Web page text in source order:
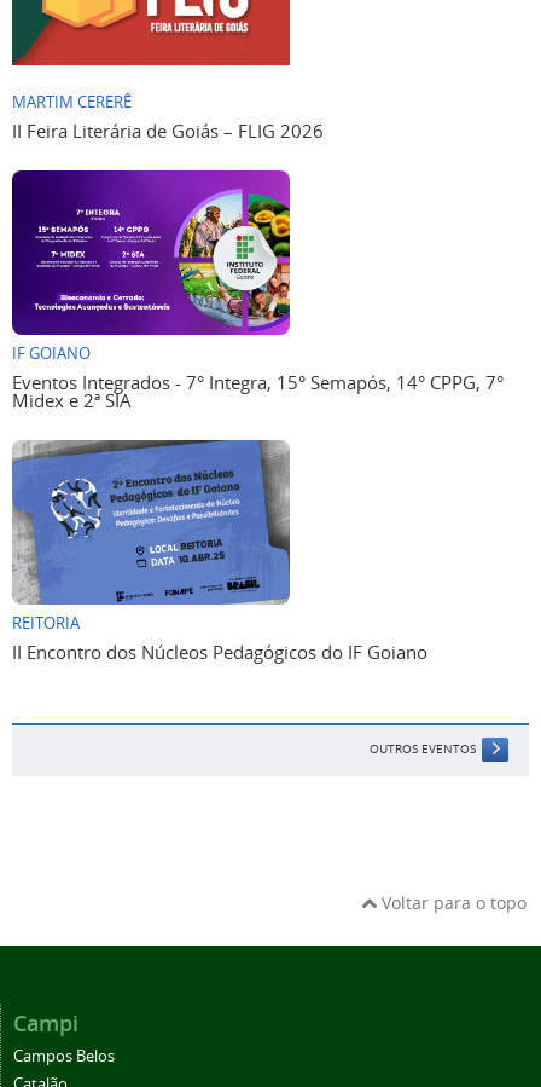
MARTIM CERERÊ
II Feira Literária de Goiás – FLIG 2026
IF GOIANO
Eventos Integrados - 7° Integra, 15° Semapós, 14° CPPG, 7°
Midex e 2ª SIA
REITORIA
II Encontro dos Núcleos Pedagógicos do IF Goiano
OUTROS EVENTOS
Voltar para o topo
Campi
Campos Belos